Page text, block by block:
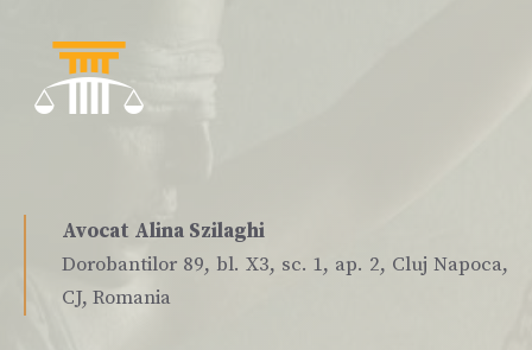
Avocat Alina Szilaghi
Dorobantilor 89, bl. X3, sc. 1, ap. 2, Cluj Napoca,
CJ, Romania